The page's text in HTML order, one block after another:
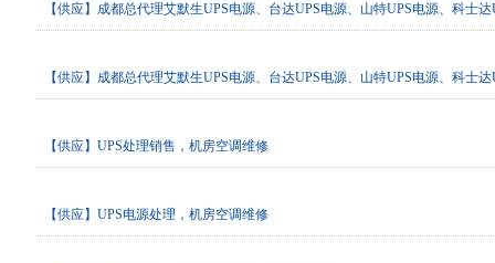
【供应】成都总代理艾默生UPS电源、台达UPS电源、山特UPS电源、科士
【供应】成都总代理艾默生UPS电源、台达UPS电源、山特UPS电源、科士
【供应】UPS处理销售，机房空调维修
【供应】UPS电源处理，机房空调维修